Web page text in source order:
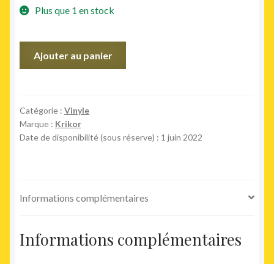
Plus que 1 en stock
Ajouter au panier
Catégorie : Vinyle
Marque : Krikor
Date de disponibilité (sous réserve) : 1 juin 2022
Informations complémentaires
Informations complémentaires